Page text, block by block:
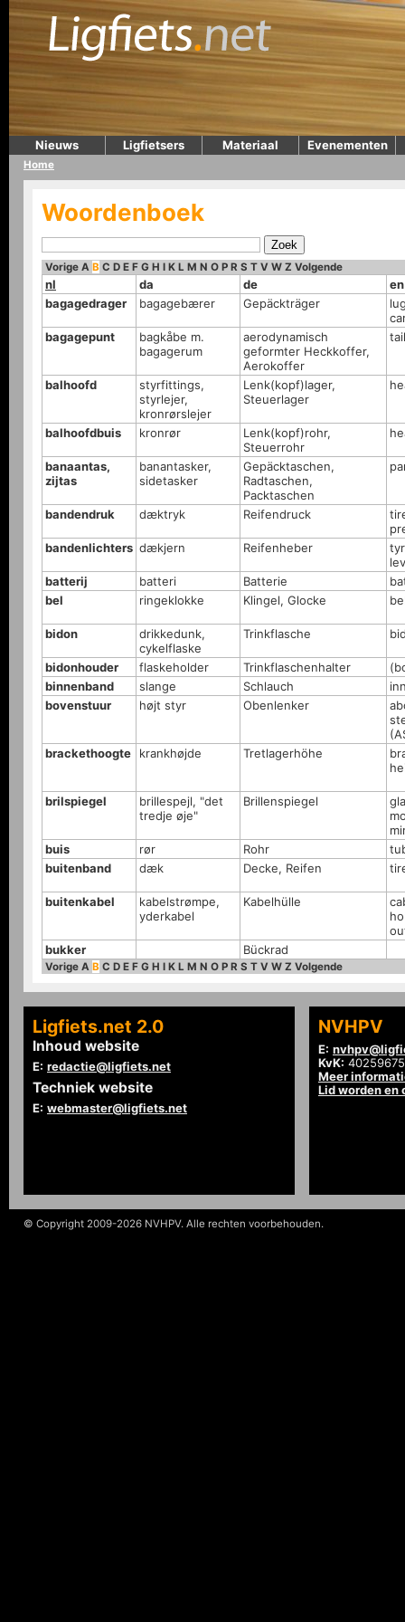
Nieuws Ligfietsers Materiaal Evenementen
Home
Woordenboek
Vorige A B C D E F G H I K L M N O P R S T V W Z Volgende
nl da de
en
bagagedrager
bagagebærer Gepäckträger
bagagepunt
bagkåbe m.
bagagerum
aerodynamisch
geformter Heckkoffer,
Aerokoffer
balhoofd
styrfittings,
styrlejer,
kronrørslejer
Lenk(kopf)lager,
Steuerlager
balhoofdbuis kronrør
Lenk(kopf)rohr,
Steuerrohr
banaantas,
zijtas
banantasker,
sidetasker
Gepäcktaschen,
Radtaschen,
Packtaschen
bandendruk dæktryk Reifendruck
bandenlichters dækjern Reifenheber
batterij
batteri Batterie
bel
ringeklokke Klingel, Glocke
bidon
drikkedunk,
cykelflaske
Trinkflasche
bidonhouder flaskeholder Trinkflaschenhalter
binnenband
slange Schlauch
bovenstuur
højt styr Obenlenker
brackethoogte
krankhøjde Tretlagerhöhe
brilspiegel
brillespejl, "det
tredje øje"
Brillenspiegel
buis
rør Rohr
buitenband
dæk Decke, Reifen
buitenkabel
kabelstrømpe,
yderkabel
Kabelhülle
bukker
Bückrad
Vorige A B C D E F G H I K L M N O P R S T V W Z Volgende
Ligfiets.net 2.0
Inhoud website
E: redactie@ligfiets.net
Techniek website
E: webmaster@ligfiets.net
NVHPV
E:
KvK: 40259675
Meer
Lid worden en
© Copyright 2009-2026 NVHPV. Alle rechten voorbehouden.